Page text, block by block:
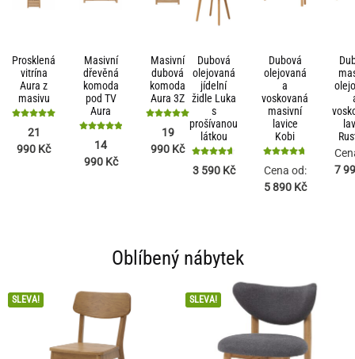
Prosklená
vitrína
Aura z
masivu
5
z 5
21
990 Kč
Masivní
dřevěná
komoda
pod TV
Aura
5
z 5
14
990 Kč
Masivní
dubová
komoda
Aura 3Z
5
z 5
19
990 Kč
Dubová
olejovaná
jídelní
židle Luka
s
prošívanou
látkou
4.67
3 590 Kč
Dubová
olejovaná
a
voskovaná
masivní
lavice
Kobi
4.76
z 5
Cena od:
5 890 Kč
7
Oblíbený nábytek
SLEVA! SLEVA!